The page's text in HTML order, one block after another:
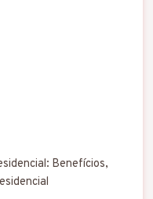
Benefícios,